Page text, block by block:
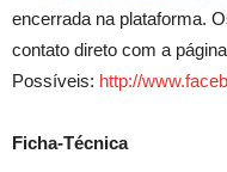
encerrada na plataforma.
contato direto com a
Possíveis: http://
Ficha-Técnica